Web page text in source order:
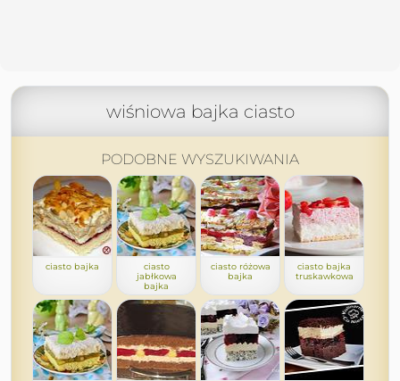
wiśniowa bajka ciasto
PODOBNE WYSZUKIWANIA
ciasto bajka
ciasto
jabłkowa
bajka
ciasto różowa
bajka
ciasto bajka
truskawkowa